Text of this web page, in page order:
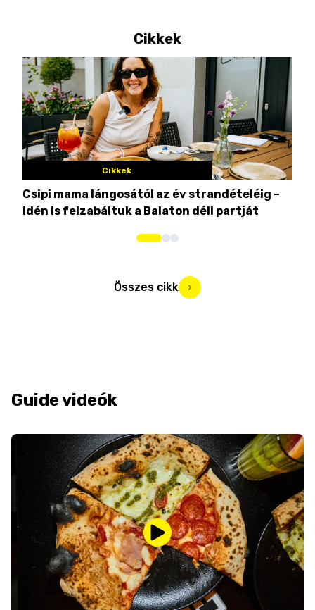
Cikkek
Cikkek
Csipi mama lángosától az év strandételéig –
idén is felzabáltuk a Balaton déli partját
Összes cikk
Guide videók